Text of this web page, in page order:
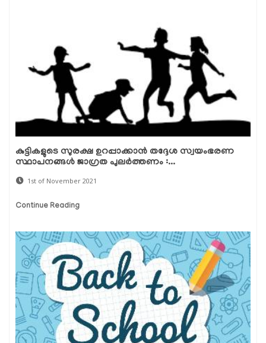
കുട്ടികളുടെ സുരക്ഷ ഉറപ്പാക്കാന്‍ തദ്ദേശ സ്വയംഭരണ
സ്ഥാപനങ്ങള്‍ ജാഗ്രത പുലര്‍ത്തണം :...
1st of November 2021
Continue Reading